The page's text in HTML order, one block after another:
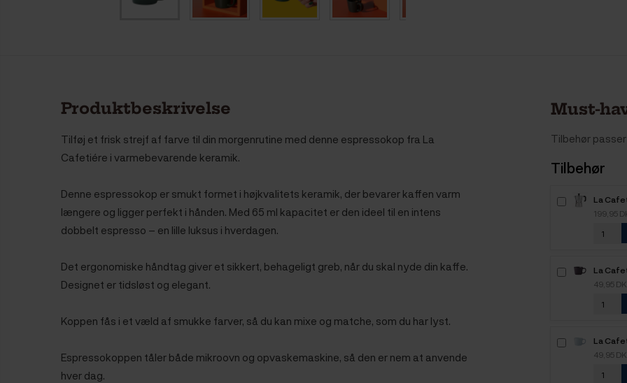
Produktbeskrivelse
Tilføj et frisk strejf af farve til din morgenrutine med denne espressokop fra La
Cafetiére i varmebevarende keramik.
Denne espressokop er smukt formet i højkvalitets keramik, der bevarer kaffen varm
længere og ligger perfekt i hånden. Med 65 ml kapacitet er den ideel til en intens
dobbelt espresso – en lille luksus i hverdagen.
Det ergonomiske håndtag giver et sikkert, behageligt greb, når du skal nyde din kaffe.
Designet er tidsløst og elegant.
Koppen fås i et væld af smukke farver, så du kan mixe og matche, som du har lyst.
Espressokoppen tåler både mikroovn og opvaskemaskine, så den er nem at anvende
hver dag.
Must-
Tilbehør
Tilbehør
La
Kop.
199,95
La
49,95
La
6,5 cl 1
49,95